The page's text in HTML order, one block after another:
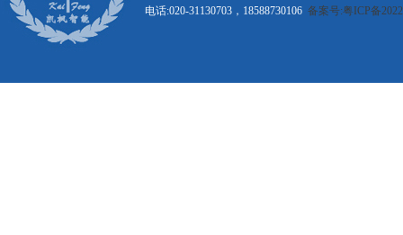
电话:020-31130703，18588730106备案号:粤ICP备